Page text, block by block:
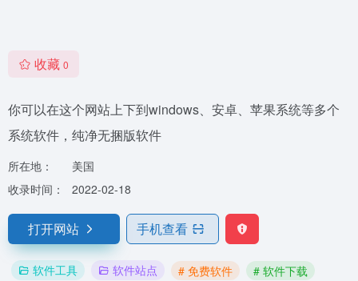
收藏 0
你可以在这个网站上下到windows、安卓、苹果系统等多个
系统软件，纯净无捆版软件
所在地：
美国
收录时间：
2022-02-18
打开网站 手机查看
软件工具 软件站点 # 免费软件
# 软件下载